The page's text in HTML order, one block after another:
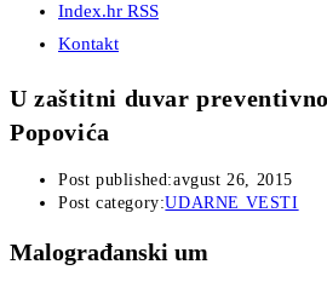
Index.hr RSS
Kontakt
U zaštitni duvar
Popovića
Post published:avgust 26, 2015
Post category:UDARNE VESTI
Malograđanski um